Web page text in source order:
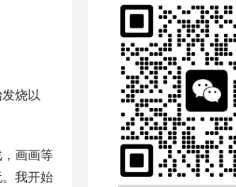
烧以
画画等
我开始